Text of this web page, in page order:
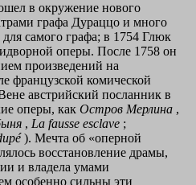
в окружение нового
графа Дураццо и много
самого графа; в 1754 Глюк
оперы. После 1758 он
произведений на
французской комической
австрийский посланник в
оперы, как Остров Мерлина ,
, La fausse esclave ;
). Мечта об «оперной
восстановление драмы,
и владела умами
особенно сильны эти